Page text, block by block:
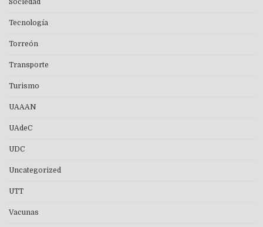
Sociedad
Tecnología
Torreón
Transporte
Turismo
UAAAN
UAdeC
UDC
Uncategorized
UTT
Vacunas